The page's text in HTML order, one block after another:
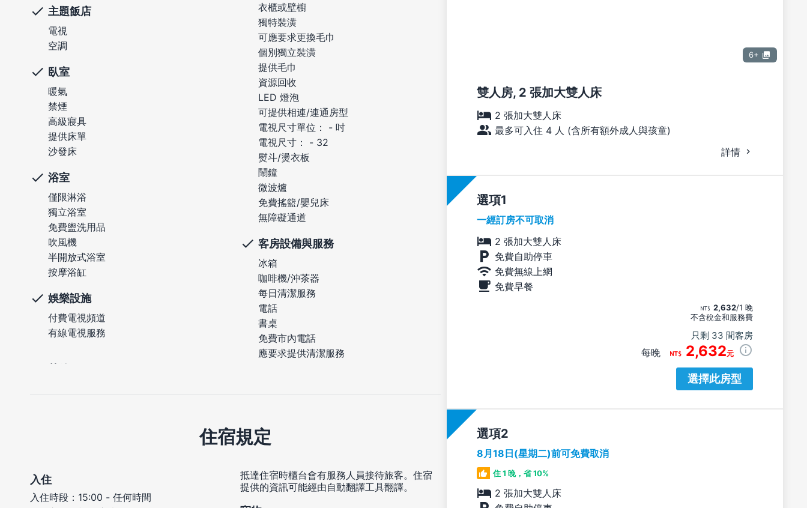
6+
雙人房, 2 張加大雙人床
2 張加大雙人床
最多可入住 4 人 (含所有額外成人與孩童)
詳情
選項
一經訂房不可取消
2 張加大雙人床
免費自助停車
免費無線上網
免費早餐
2,632/1 晚
不含稅金和服務費
只剩 33 間客房
每晚 2,632元
選擇此房型
選項
8月18日(星期二)前可免費取消
住 1 晚，省 10%
2 張加大雙人床
主題飯店
電視
空調
臥室
暖氣
禁煙
高級寢具
提供床單
沙發床
浴室
僅限淋浴
獨立浴室
免費盥洗用品
吹風機
半開放式浴室
按摩浴缸
娛樂設施
付費電視頻道
有線電視服務
衣櫃或壁櫥
獨特裝潢
可應要求更換毛巾
個別獨立裝潢
提供毛巾
資源回收
LED 燈泡
可提供相連/連通房型
電視尺寸單位： - 吋
電視尺寸： - 32
熨斗/燙衣板
鬧鐘
微波爐
免費搖籃/嬰兒床
無障礙通道
客房設備與服務
冰箱
咖啡機/沖茶器
每日清潔服務
電話
書桌
免費市內電話
應要求提供清潔服務
住宿規定
入住
入住時段：15:00 - 任何時間
抵達住宿時櫃台會有服務人員接待旅客。住宿
提供的資訊可能經由自動翻譯工具翻譯。